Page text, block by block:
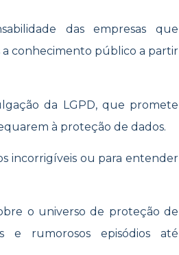
das empresas que
a conhecimento público a partir
da LGPD, que promete
à proteção de dados.
incorrigíveis ou para entender
o universo de proteção de
e rumorosos episódios até